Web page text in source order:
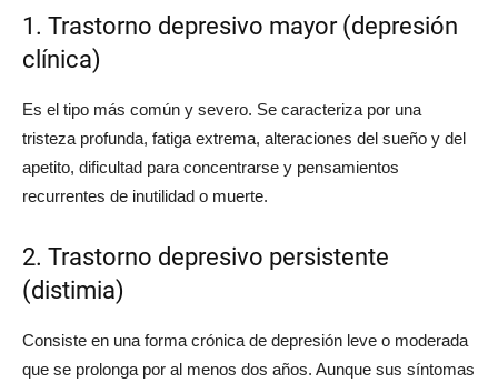
1. Trastorno depresivo mayor (depresión
clínica)
Es el tipo más común y severo. Se caracteriza por una
tristeza profunda, fatiga extrema, alteraciones del sueño y del
apetito, dificultad para concentrarse y pensamientos
recurrentes de inutilidad o muerte.
2. Trastorno depresivo persistente
(distimia)
Consiste en una forma crónica de depresión leve o moderada
que se prolonga por al menos dos años. Aunque sus síntomas